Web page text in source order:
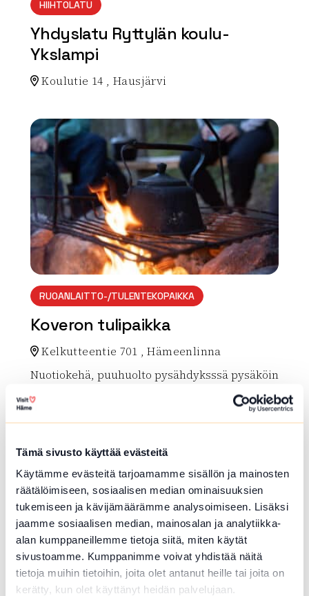
Tämä sivusto käyttää evästeitä
Käytämme evästeitä tarjoamamme sisällön ja mainosten
räätälöimiseen, sosiaalisen median ominaisuuksien
tukemiseen ja kävijämäärämme analysoimiseen. Lisäksi
jaamme sosiaalisen median, mainosalan ja analytiikka-
alan kumppaneillemme tietoja siitä, miten käytät
sivustoamme. Kumppanimme voivat yhdistää näitä
tietoja muihin tietoihin, joita olet antanut heille tai joita on
kerätty, kun olet käyttänyt heidän palvelujaan.
HIIHTOLATU
Yhdyslatu Ryttylän koulu-
Ykslampi
Koulutie 14 , Hausjärvi
array(0) { }
RUOANLAITTO-/TULENTEKOPAIKKA
Koveron tulipaikka
Kelkutteentie 701 , Hämeenlinna
Nuotiokehä, puuhuolto pysähdyksssä pysäköin
ältä
Lue lisää luontokohteesta Koveron tulipaikka
array(0) { }